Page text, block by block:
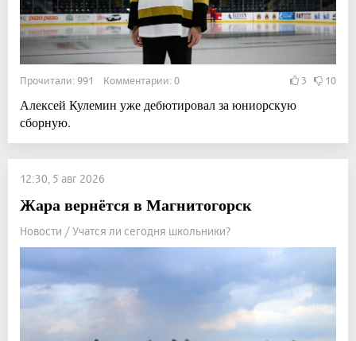
Прочитали: 991 Комментарии: 0 3 10
Алексей Кулемин уже дебютировал за юниорскую
сборную.
12:30, 5 авг 2026
Жара вернётся в Магнитогорск
Новости / Учатся ли сегодня школьники?